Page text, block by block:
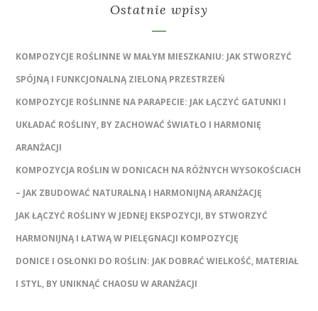
Ostatnie wpisy
KOMPOZYCJE ROŚLINNE W MAŁYM MIESZKANIU: JAK STWORZYĆ
SPÓJNĄ I FUNKCJONALNĄ ZIELONĄ PRZESTRZEŃ
KOMPOZYCJE ROŚLINNE NA PARAPECIE: JAK ŁĄCZYĆ GATUNKI I
UKŁADAĆ ROŚLINY, BY ZACHOWAĆ ŚWIATŁO I HARMONIĘ
ARANŻACJI
KOMPOZYCJA ROŚLIN W DONICACH NA RÓŻNYCH WYSOKOŚCIACH
– JAK ZBUDOWAĆ NATURALNĄ I HARMONIJNĄ ARANŻACJĘ
JAK ŁĄCZYĆ ROŚLINY W JEDNEJ EKSPOZYCJI, BY STWORZYĆ
HARMONIJNĄ I ŁATWĄ W PIELĘGNACJI KOMPOZYCJĘ
DONICE I OSŁONKI DO ROŚLIN: JAK DOBRAĆ WIELKOŚĆ, MATERIAŁ
I STYL, BY UNIKNĄĆ CHAOSU W ARANŻACJI